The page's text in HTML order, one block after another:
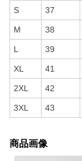
S 37
M 38
L 39
XL 41
2XL 42
3XL 43
商品画像